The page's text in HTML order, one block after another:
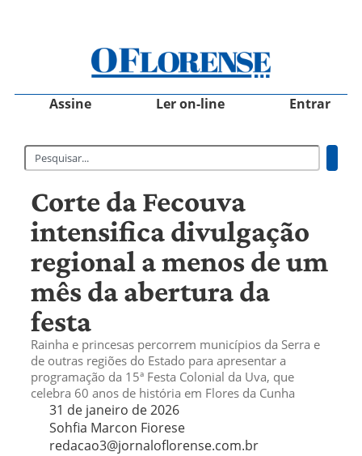
Assine Ler on-line Entrar
Corte da Fecouva
intensifica divulgação
regional a menos de um
mês da abertura da
festa
Rainha e princesas percorrem municípios da Serra e
de outras regiões do Estado para apresentar a
programação da 15ª Festa Colonial da Uva, que
celebra 60 anos de história em Flores da Cunha
31 de janeiro de 2026
Sohfia Marcon Fiorese
redacao3@jornaloflorense.com.br